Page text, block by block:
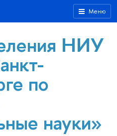
Меню
НИУ
по
науки»